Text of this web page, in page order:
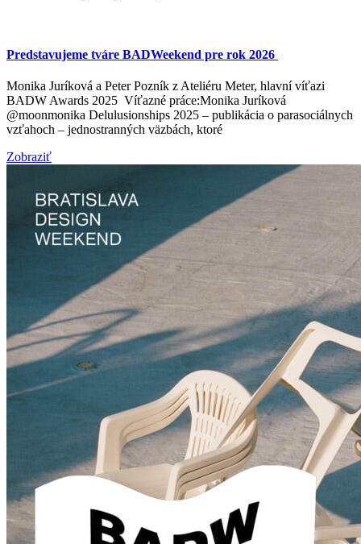
Predstavujeme tváre BADWeekend pre rok 2026
Monika Juríková a Peter Pozník z Ateliéru Meter, hlavní víťazi
BADW Awards 2025 Víťazné práce:Monika Juríková
@moonmonika Delulusionships 2025 – publikácia o parasociálnych
vzťahoch – jednostranných väzbách, ktoré
Zobraziť